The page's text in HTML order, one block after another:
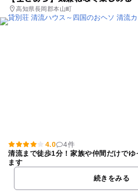
高知県長岡郡本山町
4.0
4件
清流まで徒歩1分！家族や仲間だけで
ます
続きをみる